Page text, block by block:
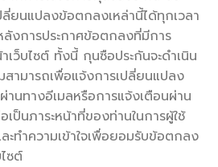
ลี่ยนแปลงข้อตกลงเหล่านี้ได้ทุกเวลา
ลังการประกาศข้อตกลงที่มีการ
ว็บไซต์ ทั้งนี้ กุนซือประกันจะดำเนิน
สามารถเพื่อแจ้งการเปลี่ยนแปลง
านทางอีเมลหรือการแจ้งเตือนผ่าน
เป็นภาระหน้าที่ของท่านในการผู้ใช้
ะทำความเข้าใจเพื่อยอมรับข้อตกลง
ซต์